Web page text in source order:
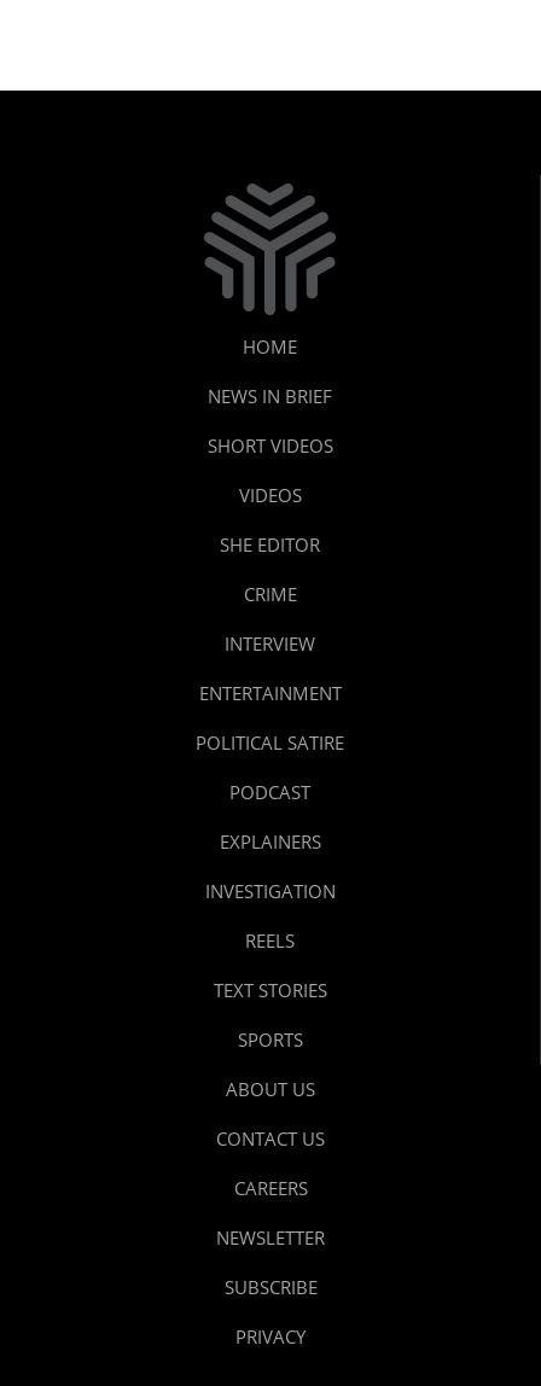
HOME
NEWS IN BRIEF
SHORT VIDEOS
VIDEOS
SHE EDITOR
CRIME
INTERVIEW
ENTERTAINMENT
POLITICAL SATIRE
PODCAST
EXPLAINERS
INVESTIGATION
REELS
TEXT STORIES
SPORTS
ABOUT US
CONTACT US
CAREERS
NEWSLETTER
SUBSCRIBE
PRIVACY